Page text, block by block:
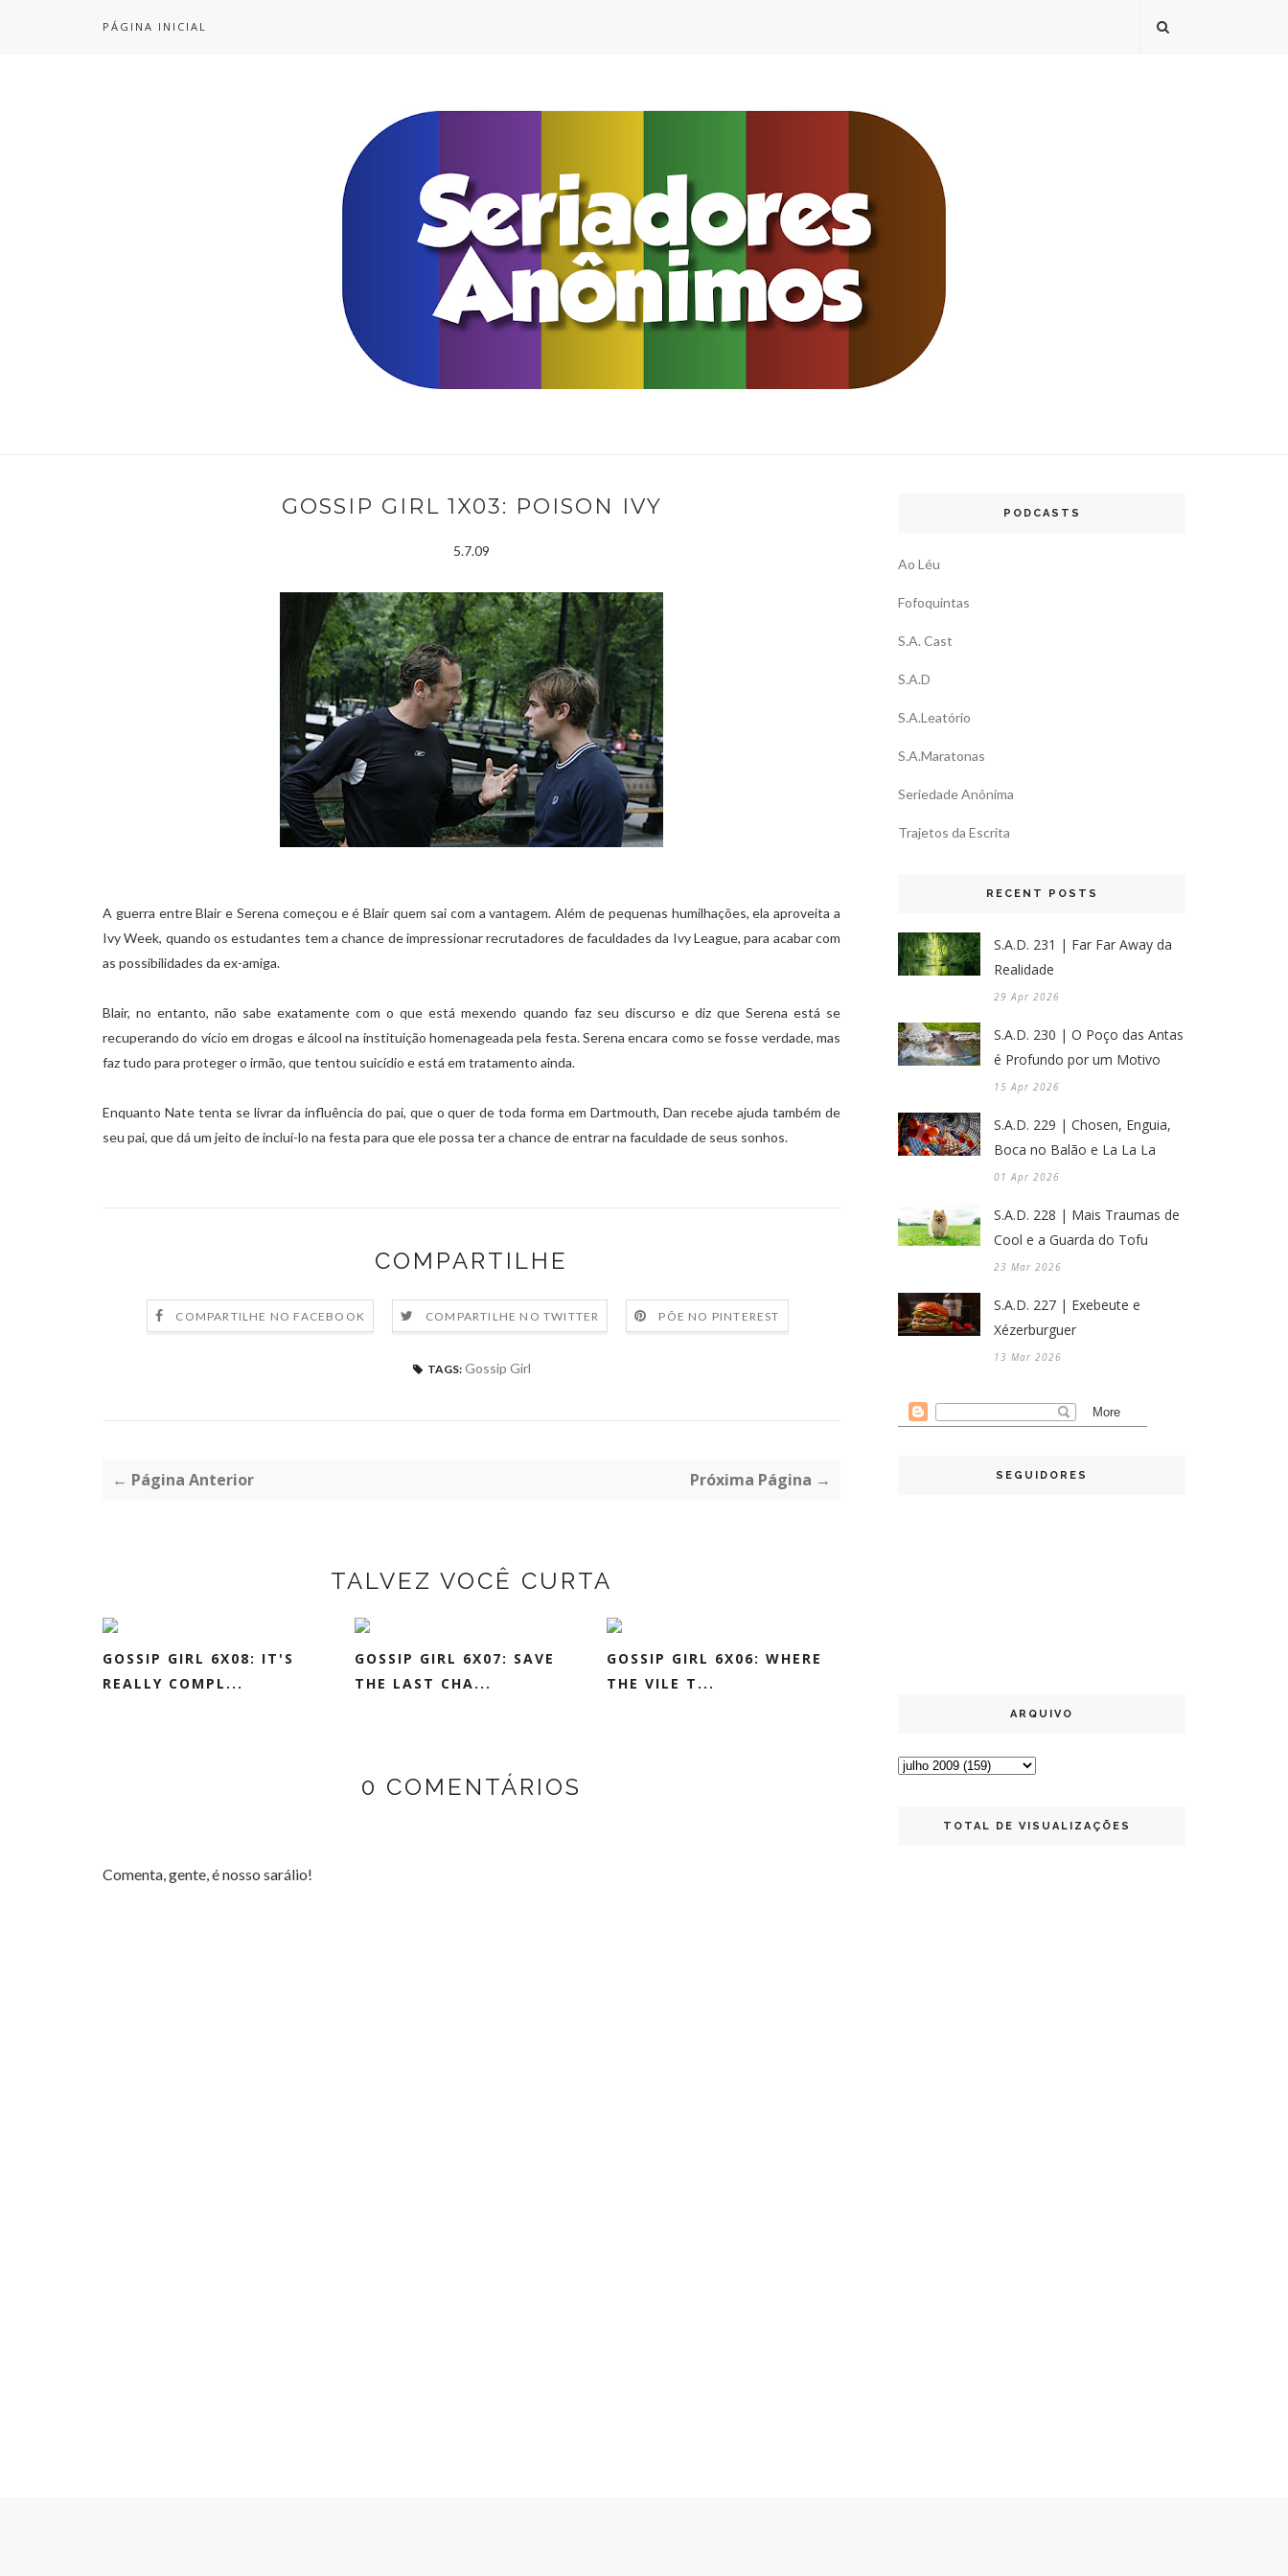
PÁGINA INICIAL
GOSSIP GIRL 1X03: POISON IVY
5.7.09
A guerra entre Blair e Serena começou e é Blair quem sai com a vantagem. Além de pequenas humilhações, ela aproveita a
Ivy Week, quando os estudantes tem a chance de impressionar recrutadores de faculdades da Ivy League, para acabar com
as possibilidades da ex-amiga.
Blair, no entanto, não sabe exatamente com o que está mexendo quando faz seu discurso e diz que Serena está se
recuperando do vício em drogas e álcool na instituição homenageada pela festa. Serena encara como se fosse verdade, mas
faz tudo para proteger o irmão, que tentou suicídio e está em tratamento ainda.
Enquanto Nate tenta se livrar da influência do pai, que o quer de toda forma em Dartmouth, Dan recebe ajuda também de
seu pai, que dá um jeito de incluí-lo na festa para que ele possa ter a chance de entrar na faculdade de seus sonhos.
COMPARTILHE
COMPARTILHE NO FACEBOOK COMPARTILHE NO TWITTER PÕE NO PINTEREST
TAGS: Gossip Girl
← Página Anterior Próxima Página →
TALVEZ VOCÊ CURTA
GOSSIP GIRL 6X08: IT'S
REALLY COMPL...
GOSSIP GIRL 6X07: SAVE
THE LAST CHA...
GOSSIP GIRL 6X06: WHERE
THE VILE T...
0 COMENTÁRIOS
Comenta, gente, é nosso sarálio!
PODCASTS
Ao Léu
Fofoquintas
S.A. Cast
S.A.D
S.A.Leatório
S.A.Maratonas
Seriedade Anônima
Trajetos da Escrita
RECENT POSTS
S.A.D. 231 | Far Far Away da
Realidade
29 Apr 2026
S.A.D. 230 | O Poço das Antas
é Profundo por um Motivo
15 Apr 2026
S.A.D. 229 | Chosen, Enguia,
Boca no Balão e La La La
01 Apr 2026
S.A.D. 228 | Mais Traumas de
Cool e a Guarda do Tofu
23 Mar 2026
S.A.D. 227 | Exebeute e
Xézerburguer
13 Mar 2026
SEGUIDORES
ARQUIVO
TOTAL DE VISUALIZAÇÕES